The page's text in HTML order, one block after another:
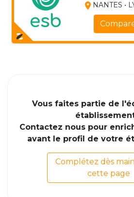
NANTES •
Vous faites partie de
Contactez nous pour
avant le profil de votre
Complétez dès
cette page